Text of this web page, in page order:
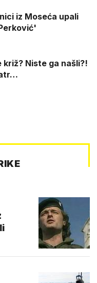
iz Moseća upali
Niste ga našli?!